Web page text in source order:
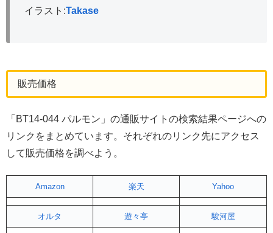
イラスト:Takase
販売価格
「BT14-044 パルモン」の通販サイトの検索結果ページへの
リンクをまとめています。それぞれのリンク先にアクセス
して販売価格を調べよう。
Amazon 楽天 Yahoo
オルタ 遊々亭 駿河屋